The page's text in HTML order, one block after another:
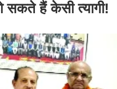
सकते हैं केसी त्यागी!